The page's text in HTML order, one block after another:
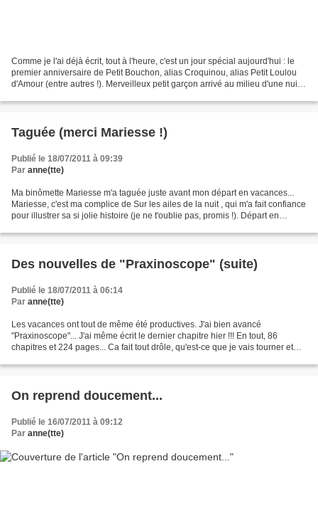
Comme je l'ai déjà écrit, tout à l'heure, c'est un jour spécial aujourd'hui : le
premier anniversaire de Petit Bouchon, alias Croquinou, alias Petit Loulou
d'Amour (entre autres !). Merveilleux petit garçon arrivé au milieu d'une nuit
Taguée (merci Mariesse !)
Publié le 18/07/2011 à 09:39
Par anne(tte)
Ma binômette Mariesse m'a taguée juste avant mon départ en vacances...
Mariesse, c'est ma complice de Sur les ailes de la nuit , qui m'a fait confiance
pour illustrer sa si jolie histoire (je ne t'oublie pas, promis !). Départ en
Des nouvelles de "Praxinoscope" (suite)
Publié le 18/07/2011 à 06:14
Par anne(tte)
Les vacances ont tout de même été productives. J'ai bien avancé
"Praxinoscope"... J'ai même écrit le dernier chapitre hier !!! En tout, 86
chapitres et 224 pages... Ca fait tout drôle, qu'est-ce que je vais tourner et
On reprend doucement...
Publié le 16/07/2011 à 09:12
Par anne(tte)